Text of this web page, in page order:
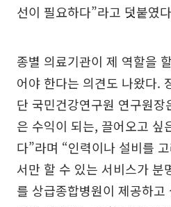
선이 필요하다”라고 덧붙였
종별 의료기관이 제 역할을
어야 한다는 의견도 나왔다.
단 국민건강연구원 연구원
은 수익이 되는, 끌어오고 싶
다”라며 “인력이나 설비를
서만 할 수 있는 서비스가 분
를 상급종합병원이 제공하